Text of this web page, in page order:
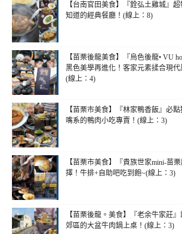
【台南官田美食】『銓弘土雞城』
知道的經典餐廳！(線上：8)
【苗栗後龍美食】『烏色後龍• VU
黑色美學再進化！客家元素揉合現代
(線上：4)
【苗栗市美食】『林家鴨香飯』必
嘴系的鴨肉小吃專賣！(線上：3)
【苗栗市美食】『貴族世家mini-苗
擇！牛排+自助吧吃到飽~(線上：3)
【苗栗後龍。美食】『老余牛家莊
郊區的大盆牛肉鍋上桌！(線上：3)